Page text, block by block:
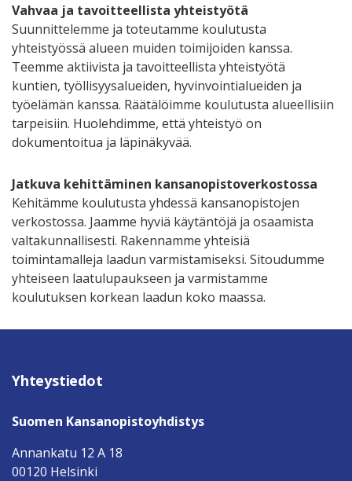
Vahvaa ja tavoitteellista yhteistyötä
Suunnittelemme ja toteutamme koulutusta
yhteistyössä alueen muiden toimijoiden kanssa.
Teemme aktiivista ja tavoitteellista yhteistyötä
kuntien, työllisyysalueiden, hyvinvointialueiden ja
työelämän kanssa. Räätälöimme koulutusta alueellisiin
tarpeisiin. Huolehdimme, että yhteistyö on
dokumentoitua ja läpinäkyvää.
Jatkuva kehittäminen kansanopistoverkostossa
Kehitämme koulutusta yhdessä kansanopistojen
verkostossa. Jaamme hyviä käytäntöjä ja osaamista
valtakunnallisesti. Rakennamme yhteisiä
toimintamalleja laadun varmistamiseksi. Sitoudumme
yhteiseen laatulupaukseen ja varmistamme
koulutuksen korkean laadun koko maassa.
Yhteystiedot
Suomen Kansanopistoyhdistys
Annankatu 12 A 18
00120 Helsinki